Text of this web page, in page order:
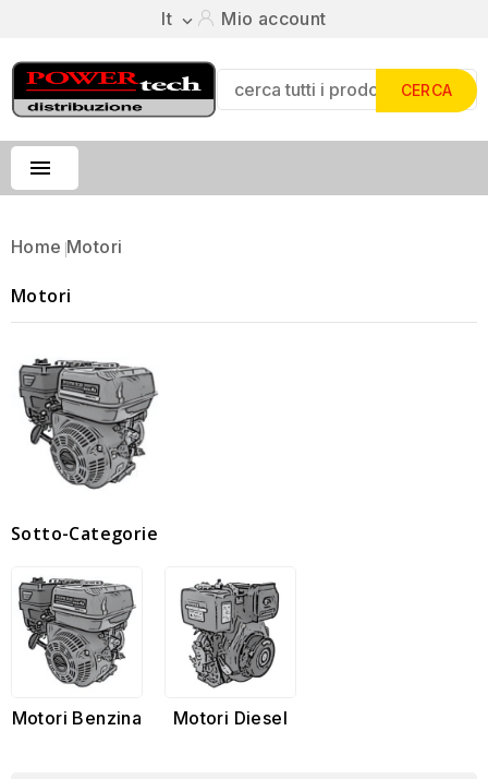
It  Mio account
CERCA

Home Motori
Motori
Sotto-Categorie
Motori Benzina Motori Diesel